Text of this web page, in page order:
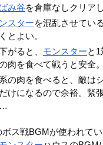
み谷を倉庫なしクリア
スターを混乱させてい
とよい。
がると、 モンスターと
肉を食べて戦うと安全。
の肉を食べると、敵は
けになるので余裕。緊
ス戦BGMが使われて